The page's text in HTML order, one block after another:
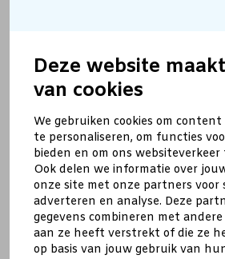
Deze website
van cookies
We gebruiken cookies om
te personaliseren, om functies
bieden en om ons websiteverkeer
Ook delen we informatie over
onze site met onze partners voor
adverteren en analyse. Deze
gegevens combineren met
aan ze heeft verstrekt of die ze
op basis van jouw gebruik van